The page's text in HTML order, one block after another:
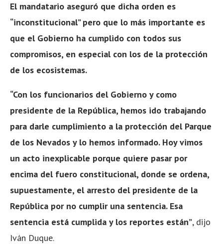
El mandatario aseguró que dicha orden es
“inconstitucional” pero que lo más importante es
que el Gobierno ha cumplido con todos sus
compromisos, en especial con los de la protección
de los ecosistemas.
“Con los funcionarios del Gobierno y como
presidente de la República, hemos ido trabajando
para darle cumplimiento a la protección del Parque
de los Nevados y lo hemos informado. Hoy vimos
un acto inexplicable porque quiere pasar por
encima del fuero constitucional, donde se ordena,
supuestamente, el arresto del presidente de la
República por no cumplir una sentencia. Esa
sentencia está cumplida y los reportes están”, dijo
Iván Duque.